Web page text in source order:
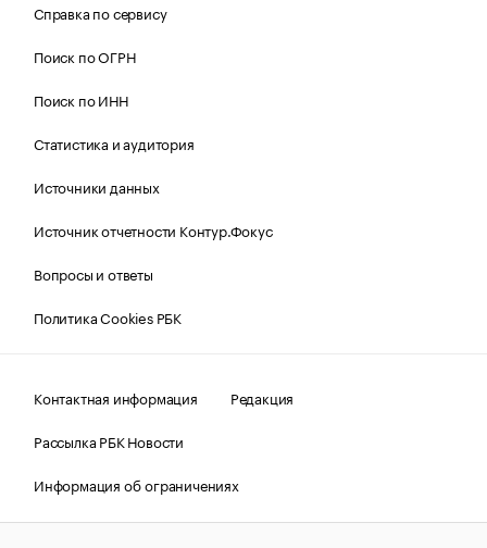
Справка по сервису
Поиск по ОГРН
Поиск по ИНН
Статистика и аудитория
Источники данных
Источник отчетности Контур.Фокус
Вопросы и ответы
Политика Cookies РБК
Контактная информация
Редакция
Рассылка РБК Новости
Информация об ограничениях
Правовая информация
О соблюдении авторских прав